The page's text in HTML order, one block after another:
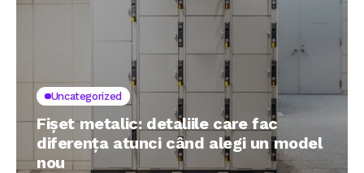
Uncategorized
Fișet metalic: detaliile care fac
diferența atunci când alegi un model
nou